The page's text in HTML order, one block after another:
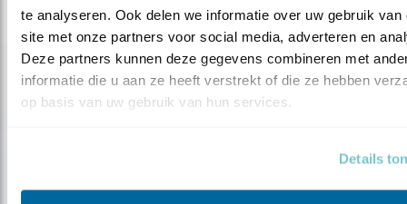
te analyseren. Ook delen we informatie over uw gebruik van
site met onze partners voor social media, adverteren en
Deze partners kunnen deze gegevens combineren met
informatie die u aan ze heeft verstrekt of die ze hebben
op basis van uw gebruik van hun services.
Details
Gerelateerde items